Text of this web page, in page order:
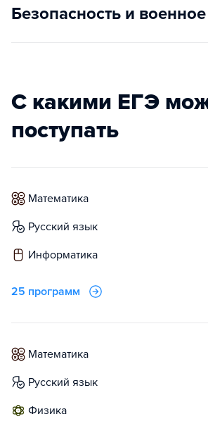
Безопасность и
С какими ЕГЭ
поступать
математика
русский язык
информатика
25 программ
математика
русский язык
физика